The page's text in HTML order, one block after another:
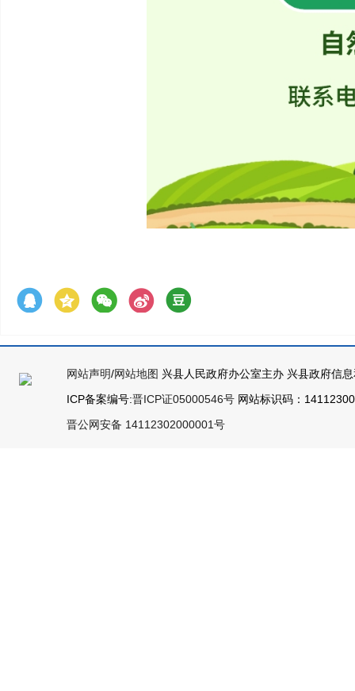
网站声明/网站地图 兴县人民政府办公室主办 兴县政府信
ICP备案编号:晋ICP证05000546号 网站标识码：
晋公网安备 14112302000001号